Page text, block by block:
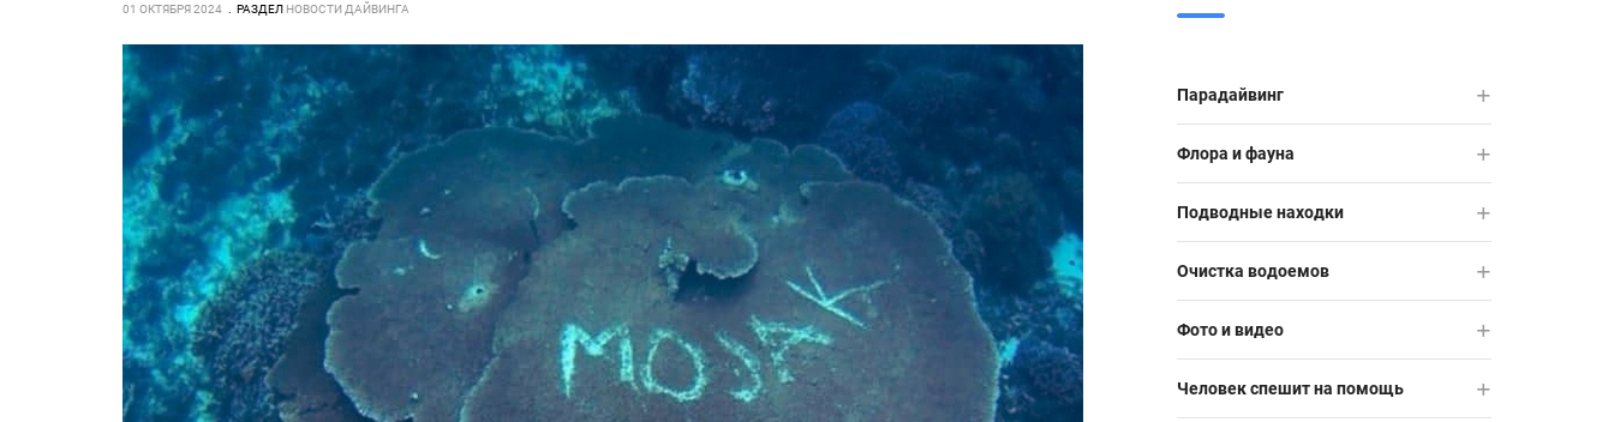
01 ОКТЯБРЯ 2024 РАЗДЕЛ НОВОСТИ ДАЙВИНГА
Парадайвинг
Флора и фауна
Подводные находки
Очистка водоемов
Фото и видео
Человек спешит на помощь